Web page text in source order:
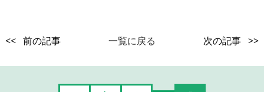
<< 前の記事 一覧に戻る 次の記事 >>